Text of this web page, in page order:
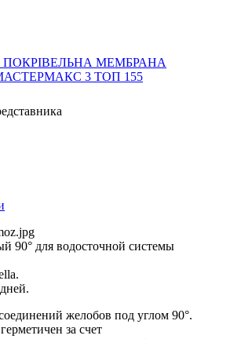
МЕМБРАНА
3 ТОП 155
90° для водосточной системы
желобов под углом 90°.
за счет